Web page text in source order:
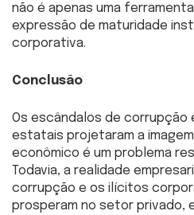
não é apenas uma
expressão de maturidade
corporativa.
Conclusão
Os escândalos de corrupção
estatais projetaram a
econômico é um problema
Todavia, a realidade
corrupção e os ilícitos
prosperam no setor privado,